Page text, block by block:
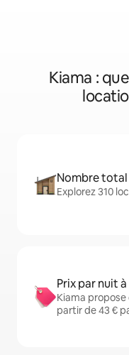
Kiama :
Nombre total
Explorez 310
Prix par nuit
Kiama
partir de 43 €